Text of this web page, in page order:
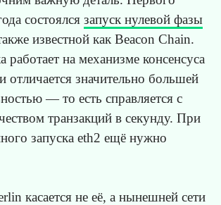
состоялся запуск нулевой фазы
известной как Beacon Chain.
работает на механизме консенсуса
отличается значительно большей
— то есть справляется с
транзакций в секунду. При
запуска eth2 ещё нужно
касается не её, а нынешней сети